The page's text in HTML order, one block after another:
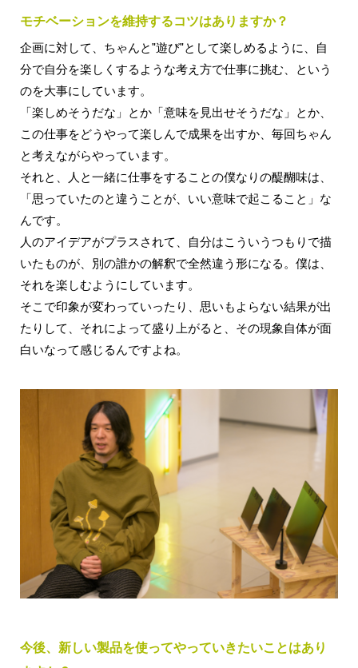
モチベーションを維持するコツはありますか？
企画に対して、ちゃんと"遊び"として楽しめるように、自
分で自分を楽しくするような考え方で仕事に挑む、という
のを大事にしています。
「楽しめそうだな」とか「意味を見出せそうだな」とか、
この仕事をどうやって楽しんで成果を出すか、毎回ちゃん
と考えながらやっています。
それと、人と一緒に仕事をすることの僕なりの醍醐味は、
「思っていたのと違うことが、いい意味で起こること」な
んです。
人のアイデアがプラスされて、自分はこういうつもりで描
いたものが、別の誰かの解釈で全然違う形になる。僕は、
それを楽しむようにしています。
そこで印象が変わっていったり、思いもよらない結果が出
たりして、それによって盛り上がると、その現象自体が面
白いなって感じるんですよね。
今後、新しい製品を使ってやっていきたいことはあり